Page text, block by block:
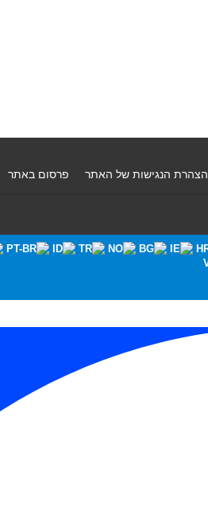
הצהרת הנגישות של האתר פרסום באתר